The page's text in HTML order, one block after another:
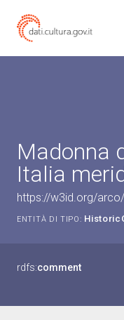
Madonna
Italia
https://w3id.org/
ENTITÀ DI TIPO:
rdfs:comment